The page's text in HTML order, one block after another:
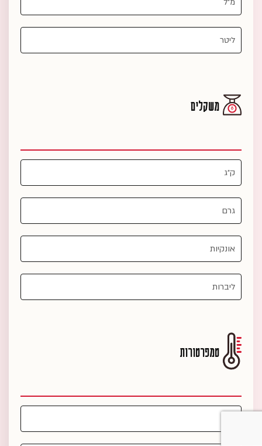
משקלים
טמפרטורות